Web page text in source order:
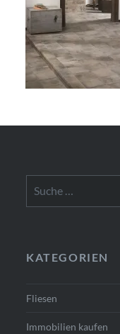
nach:
KATEGORIEN
Fliesen
Immobilien kaufen